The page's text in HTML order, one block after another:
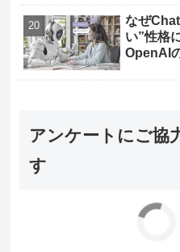
なぜ
い”性格
OpenAI
アンケートにご協
す